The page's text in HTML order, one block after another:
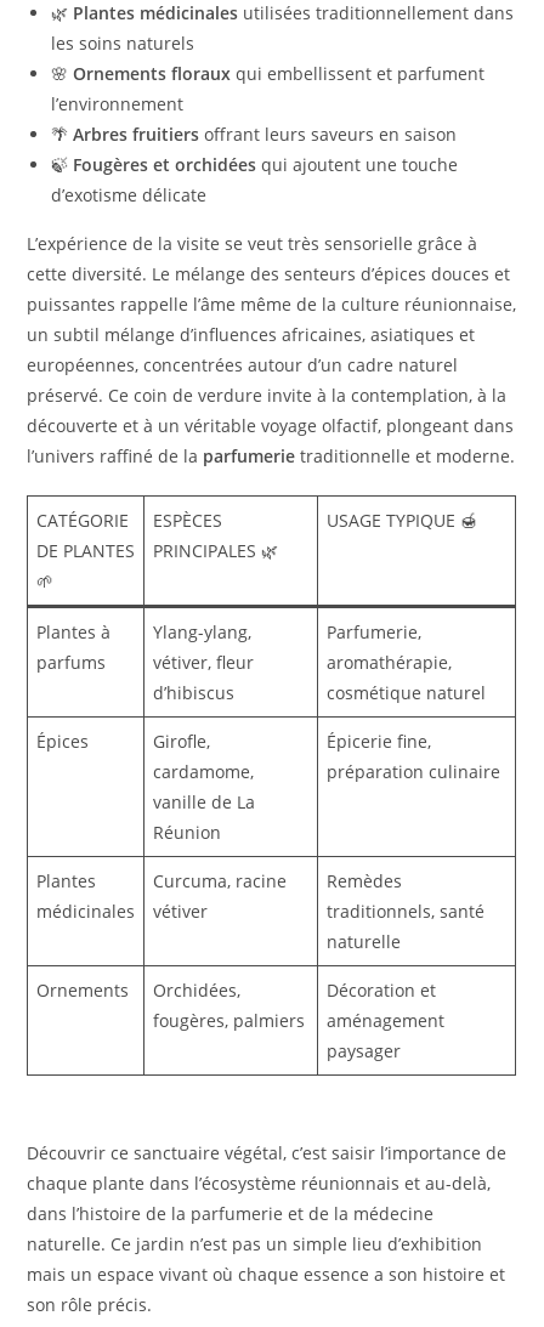
🌿 Plantes médicinales utilisées traditionnellement dans
les soins naturels
🌸Ornements floraux qui embellissent et parfument
l’environnement
🌴Arbres fruitiers offrant leurs saveurs en saison
🍃 Fougères et orchidées qui ajoutent une touche
d’exotisme délicate
L’expérience de la visite se veut très sensorielle grâce à
cette diversité. Le mélange des senteurs d’épices douces et
puissantes rappelle l’âme même de la culture réunionnaise,
un subtil mélange d’influences africaines, asiatiques et
européennes, concentrées autour d’un cadre naturel
préservé. Ce coin de verdure invite à la contemplation, à la
découverte et à un véritable voyage olfactif, plongeant dans
l’univers raffiné de la parfumerie traditionnelle et moderne.
CATÉGORIE
DE PLANTES
🌱
ESPÈCES
PRINCIPALES 🌿
USAGE TYPIQUE 🍯
Plantes à
parfums
Ylang-ylang,
vétiver, fleur
d’hibiscus
Parfumerie,
aromathérapie,
cosmétique naturel
Épices
Girofle,
cardamome,
vanille de La
Réunion
Épicerie fine,
préparation culinaire
Plantes
médicinales
Curcuma, racine
vétiver
Remèdes
traditionnels, santé
naturelle
Ornements
Orchidées,
fougères, palmiers
Décoration et
aménagement
paysager
Découvrir ce sanctuaire végétal, c’est saisir l’importance de
chaque plante dans l’écosystème réunionnais et au-delà,
dans l’histoire de la parfumerie et de la médecine
naturelle. Ce jardin n’est pas un simple lieu d’exhibition
mais un espace vivant où chaque essence a son histoire et
son rôle précis.